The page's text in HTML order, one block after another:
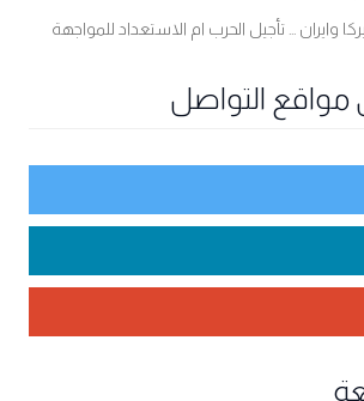
وايران ... تأجيل الحرب ام الاستعداد للمواجهة
مواقع التواصل